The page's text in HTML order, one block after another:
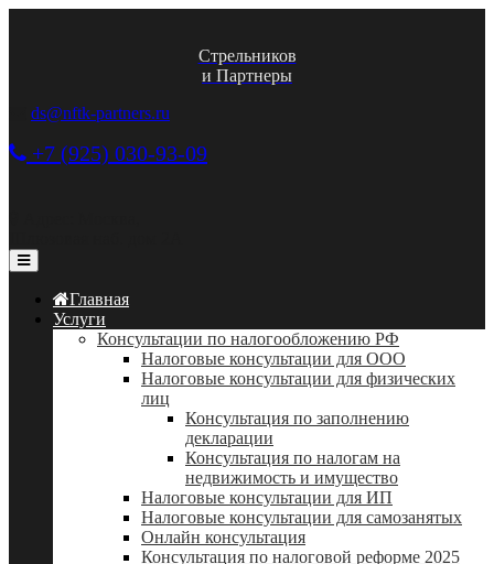
Стрельников
и Партнеры
ds@nftk-partners.ru
+7 (925) 030-93-09
Главная
Услуги
Консультации по налогообложению РФ
Налоговые консультации для ООО
Налоговые консультации для физических
лиц
Консультация по заполнению
декларации
Консультация по налогам на
недвижимость и имущество
Налоговые консультации для ИП
Налоговые консультации для самозанятых
Онлайн консультация
Консультация по налоговой реформе 2025